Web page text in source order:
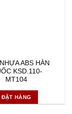
ABS HÀN
KSD.110-
MT104
ĐẶT HÀNG